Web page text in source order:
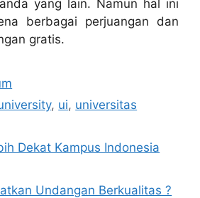
yang lain. Namun hal ini
berbagai perjuangan dan
gratis.
, ui, universitas
Dekat Kampus Indonesia
Undangan Berkualitas ?